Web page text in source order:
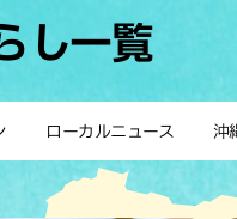
理 アジア・エス
・焼肉 焼鳥・串
肉料理 居酒屋・
サウナ
し一覧
ローカルニュース 沖